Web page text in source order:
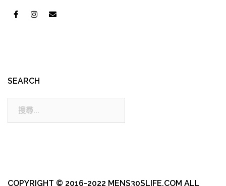
SEARCH
COPYRIGHT © 2016-2022 MENS30SLIFE.COM ALL